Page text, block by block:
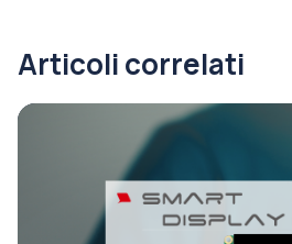
Articoli correlati